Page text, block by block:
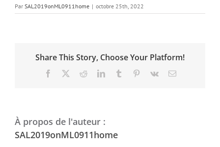
Par SAL2019onML0911home | octobre 25th, 2022
Share This Story, Choose Your Platform!
Facebook RedditLinkedInTumblr Pinterest
Vk Email
À propos de l'auteur :
SAL2019onML0911home